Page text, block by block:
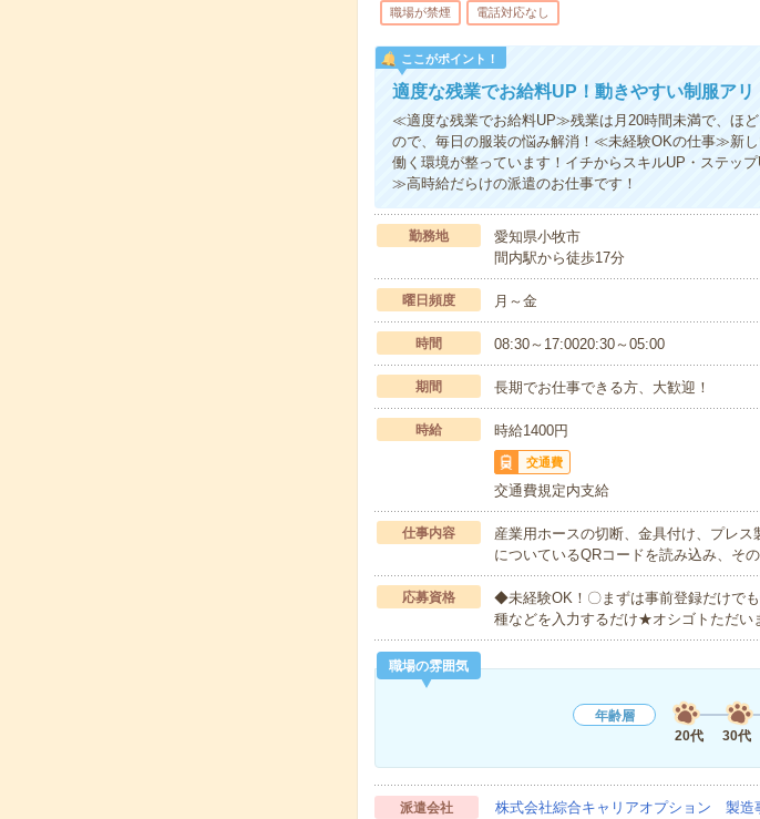
職場が禁煙 電話対応なし
ここがポイント！
適度な残業でお給料UP！動きやすい制服アリ
≪適度な残業でお給料UP≫残業は月20時間未満で、ほ
ので、毎日の服装の悩み解消！≪未経験OKの仕事≫新
働く環境が整っています！イチからスキルUP・ステッ
≫高時給だらけの派遣のお仕事です！
勤務地
愛知県小牧市
間内駅から徒歩17分
曜日頻度 月～金
時間 08:30～17:0020:30～05:00
期間 長期でお仕事できる方、大歓迎！
時給 時給1400円
交通費
交通費規定内支給
仕事内容
産業用ホースの切断、金具付け、プレ
についているQRコードを読み込み、そ
応募資格
◆未経験OK！〇まずは事前登録だけで
種などを入力するだけ★オシゴトただ
職場の雰囲気
年齢層
20代
30代
派遣会社 株式会社綜合キャリアオプション 製造